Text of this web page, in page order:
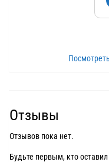
Отзывы
Отзывов пока нет.
Будьте первым, кто